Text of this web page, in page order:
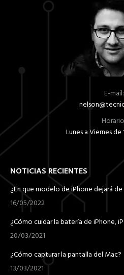
E-mail:
Lunes a Viernes de
NOTICIAS RECIENTES
¿En que modelo de iPhone dejará
16/05/2022
¿Cómo cuidar la batería de iPhone,
20/03/2021
¿Cómo capturar la pantalla del Mac?
13/03/2021